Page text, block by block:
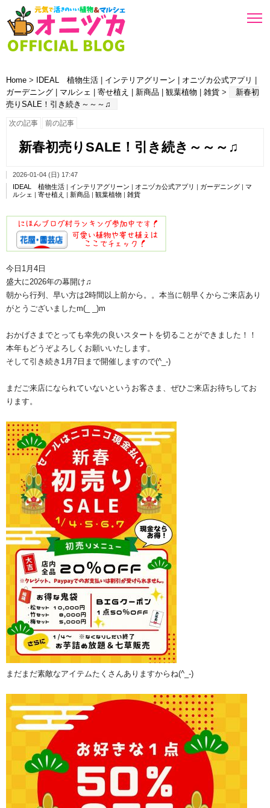
Home > IDEAL 植物生活 インテリアグリーン オニヅカ公式アプリ
ガーデニング
マルシェ 寄せ植え 新商品 観葉植物 雑貨 >
新春初
売りSALE！引き続き～～～♫
次の記事 前の記事
新春初売りSALE！引き続き～～～♫
2026-01-04 (日) 17:47
IDEAL 植物生活 | インテリアグリーン | オニヅカ公式アプリ | ガーデニング | マ
ルシェ | 寄せ植え | 新商品 | 観葉植物 | 雑貨
今日1月4日
盛大に2026年の幕開け♫
朝から行列、早い方は2時間以上前から。。本当に朝早くからご来店あり
がとうございましたm(_ _)m
おかげさまでとっても幸先の良いスタートを切ることができました！！
本年もどうぞよろしくお願いいたします。
そして引き続き1月7日まで開催しますので(^_-)
まだご来店になられていないというお客さま、ぜひご来店お待ちしてお
ります。
まだまだ素敵なアイテムたくさんありますからね(^_-)